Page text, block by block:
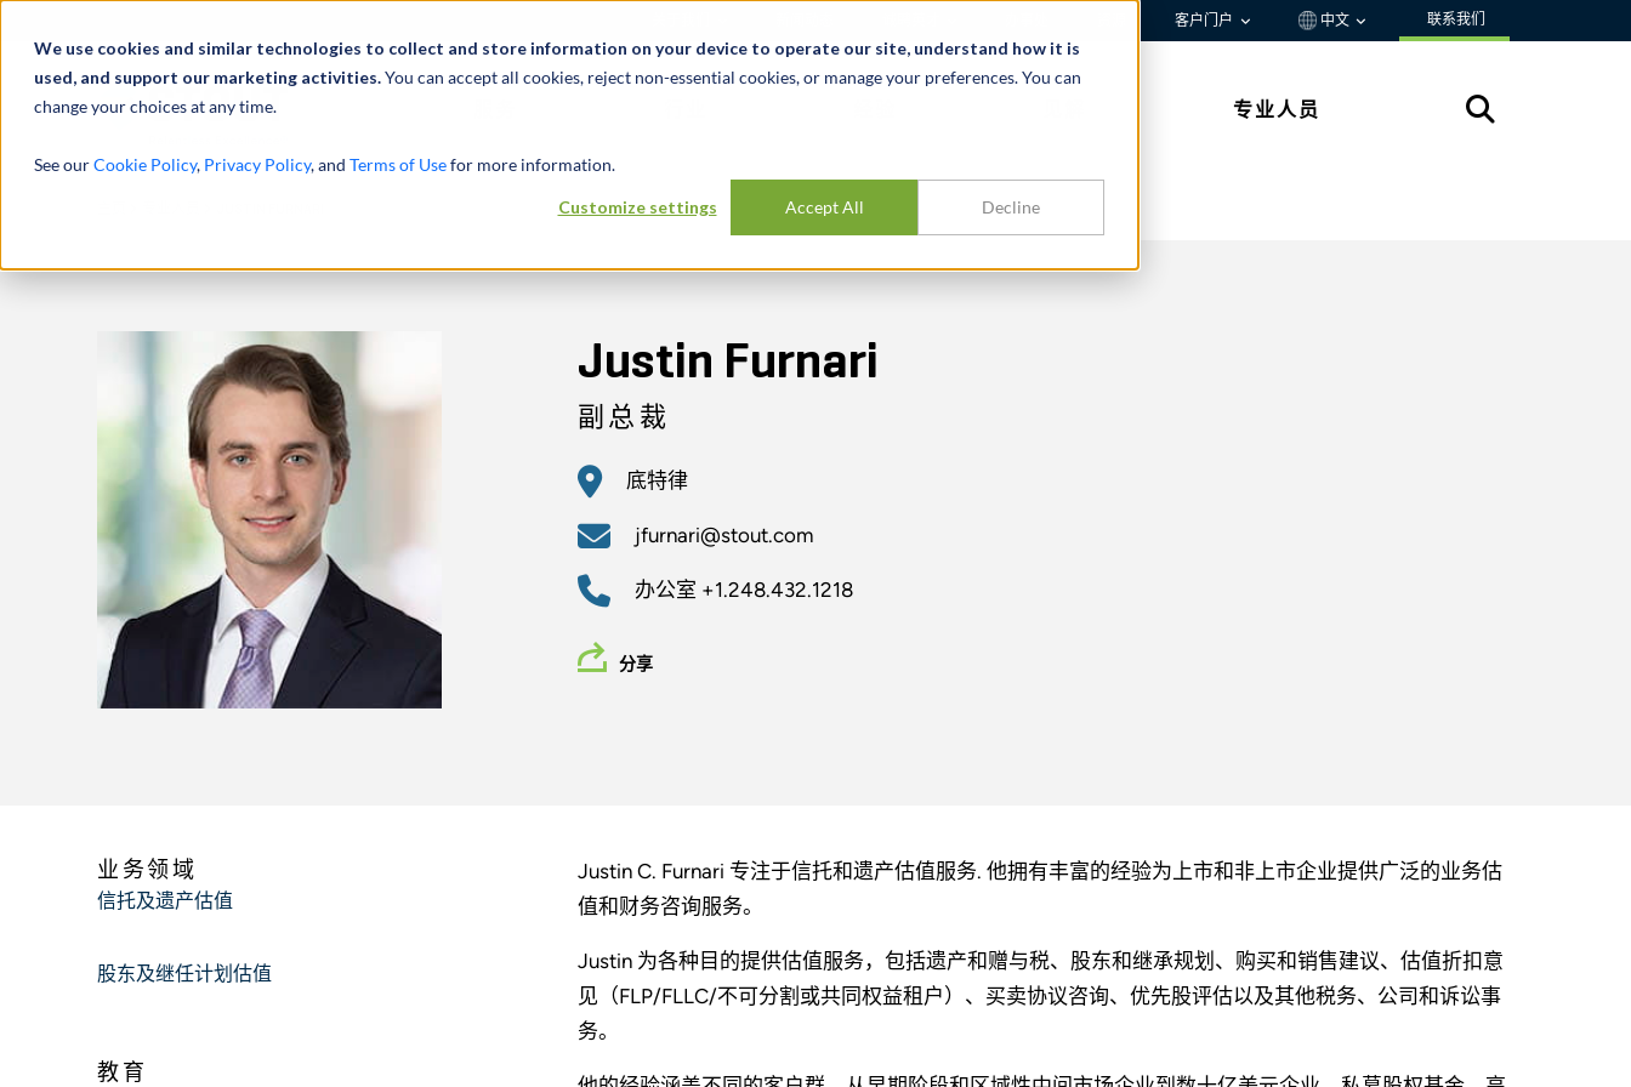
We use cookies and similar technologies to collect and store information on your device to operate our site, understand how it is
used, and support our marketing activities.You can accept all cookies, reject non-essential cookies, or manage your preferences. You can
change your choices at any time.
See ourCookie Policy, Privacy Policy, and Terms of Usefor more information.
Customize settings Accept All Decline
客户门户 中文 联系我们
专业人员
Justin Furnari
副总裁
底特律
jfurnari@stout.com
办公室 +1.248.432.1218
分享
Justin C. Furnari 专注于信托和遗产估值服务. 他拥有丰富的经验为上市和非上市企业提供广泛的业务估
值和财务咨询服务。
Justin 为各种目的提供估值服务，包括遗产和赠与税、股东和继承规划、购买和销售建议、估值折扣意
见（FLP/FLLC/不可分割或共同权益租户）、买卖协议咨询、优先股评估以及其他税务、公司和诉讼事
务。
业务领域
信托及遗产估值
股东及继任计划估值
教育